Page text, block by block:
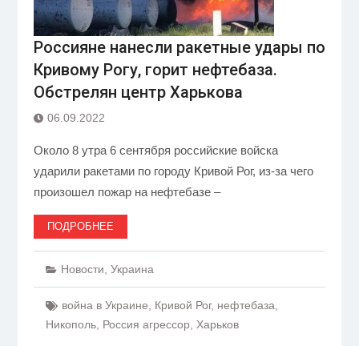
Россияне нанесли ракетные удары по
Кривому Рогу, горит нефтебаза.
Обстрелян центр Харькова
06.09.2022
Около 8 утра 6 сентября российские войска
ударили ракетами по городу Кривой Рог, из-за чего
произошел пожар на нефтебазе –
ПОДРОБНЕЕ
Новости Украина
война в Украине Кривой Рог, нефтебаза
Никополь, Россия агрессор Харьков